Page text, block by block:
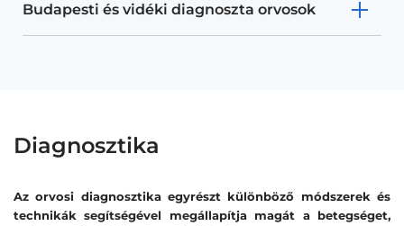
Budapesti és vidéki diagnoszta orvosok
Diagnosztika
Az orvosi diagnosztika egyrészt különböző módszerek és
technikák segítségével megállapítja magát a betegséget,